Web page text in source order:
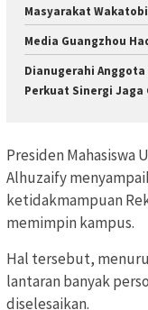
Masyarakat Wakatobi
Media Guangzhou
Dianugerahi
Perkuat Sinergi Jaga
Presiden Mahasiswa
Alhuzaify
ketidakmampuan
memimpin kampus.
Hal tersebut,
lantaran banyak
diselesaikan.